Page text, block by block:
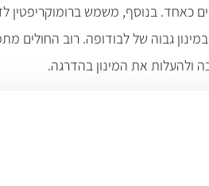
כאחד. בנוסף, משמש
גבוה של לבודופה. רוב
ולהעלות את המינון בהדרגה.